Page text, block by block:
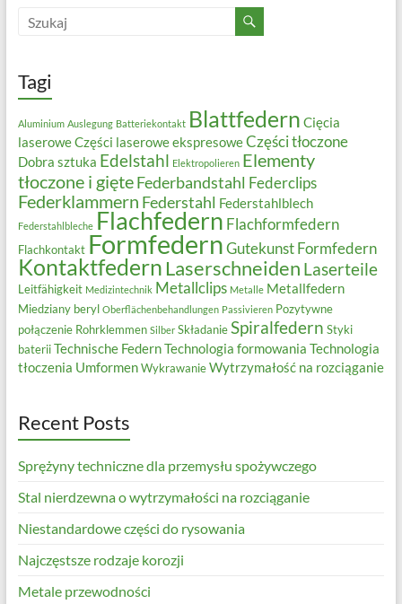
Tagi
Aluminium Auslegung Batteriekontakt Blattfedern Cięcia
laseroweCzęści laserowe ekspresoweCzęści tłoczone
Dobra sztuka Edelstahl Elektropolieren Elementy
tłoczone i gięteFederbandstahl Federclips
Federklammern Federstahl Federstahlblech
Federstahlbleche Flachfedern Flachformfedern
Flachkontakt FormfedernGutekunst Formfedern
Kontaktfedern Laserschneiden Laserteile
Leitfähigkeit Medizintechnik Metallclips Metalle Metallfedern
Miedziany beryl Oberflächenbehandlungen Passivieren Pozytywne
połączenie Rohrklemmen Silber Składanie Spiralfedern Styki
baterii Technische FedernTechnologia formowania Technologia
tłoczenia Umformen Wykrawanie Wytrzymałość na rozciąganie
Recent Posts
Sprężyny techniczne dla przemysłu spożywczego
Stal nierdzewna o wytrzymałości na rozciąganie
Niestandardowe części do rysowania
Najczęstsze rodzaje korozji
Metale przewodności